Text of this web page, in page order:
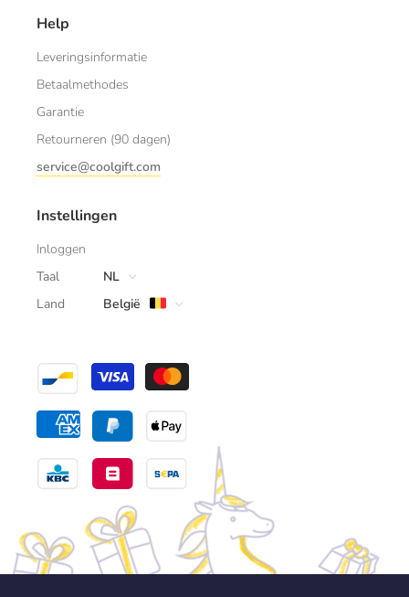
Help
Leveringsinformatie
Betaalmethodes
Garantie
Retourneren (90 dagen)
service@coolgift.com
Instellingen
Inloggen
Taal
NL
Land
België